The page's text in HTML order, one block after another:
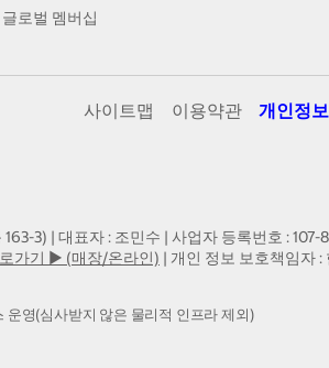
글로벌 멤버십
사이트맵 이용약관 개인정
3) | 대표자 : 조민수 | 사업자 등록번호 :
가기 ▶ (매장/온라인) | 개인 정보 보호책임자 :
영(심사받지 않은 물리적 인프라 제외)